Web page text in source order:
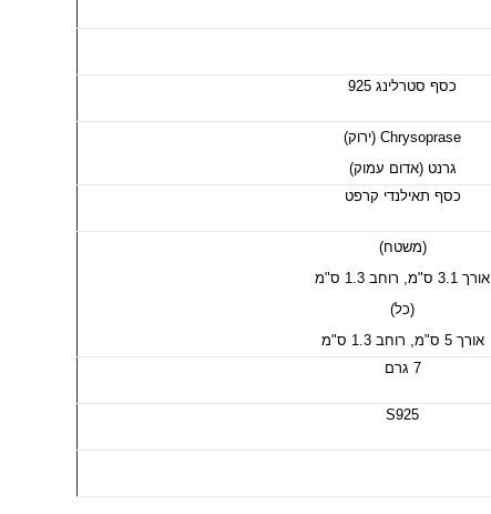
כסף סטרלינג 925
Chrysoprase (ירוק)
גרנט (אדום עמוק)
כסף תאילנדי קרפט
(משטח)
אורך 3.1 ס"מ, רוחב 1.3 ס"מ
(כל)
אורך 5 ס"מ, רוחב 1.3 ס"מ
7 גרם
S925